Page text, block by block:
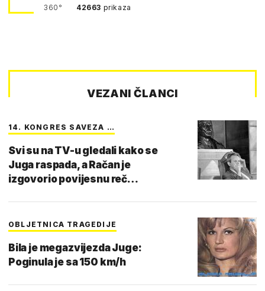
360° 42663 prikaza
VEZANI ČLANCI
14. KONGRES SAVEZA …
Svi su na TV-u gledali kako se
Juga raspada, a Račan je
izgovorio povijesnu reč…
OBLJETNICA TRAGEDIJE
Bila je megazvijezda Juge:
Poginula je sa 150 km/h